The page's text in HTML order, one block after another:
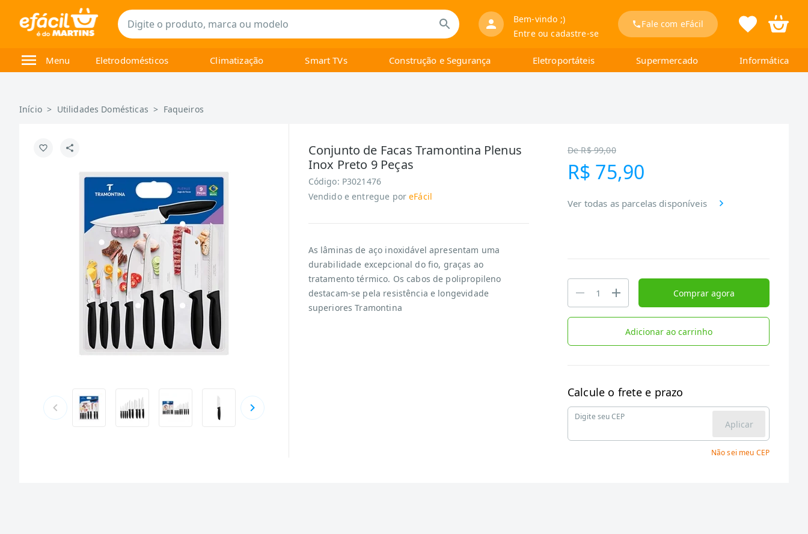
Bem-vindo ;)
Entre ou cadastre-se
Fale com eFácil
Menu Eletrodomésticos Climatização Smart TVs Construção e Segurança Eletroportáteis Supermercado Informática
Início > Utilidades Domésticas > Faqueiros
Conjunto de Facas Tramontina Plenus
Inox Preto 9 Peças
Código: P3021476
Vendido e entregue por eFácil
As lâminas de aço inoxidável apresentam uma
durabilidade excepcional do fio, graças ao
tratamento térmico. Os cabos de polipropileno
destacam-se pela resistência e longevidade
superiores Tramontina
DeR$ 99,00
R$ 75,90
Ver todas as parcelas disponíveis
Comprar agora
Adicionar ao carrinho
Calcule o frete e prazo
Digite seu CEP
Aplicar
Não sei meu CEP